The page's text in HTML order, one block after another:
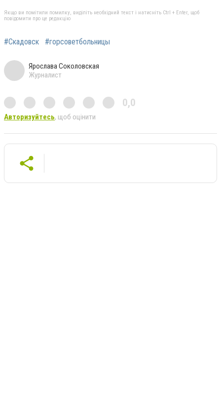
Якщо ви помітили помилку, виділіть необхідний текст і натисніть Ctrl + Enter, щоб
повідомити про це редакцію
#Скадовск #горсоветбольницы
Ярослава Соколовская
Журналист
0,0
Авторизуйтесь, щоб оцінити